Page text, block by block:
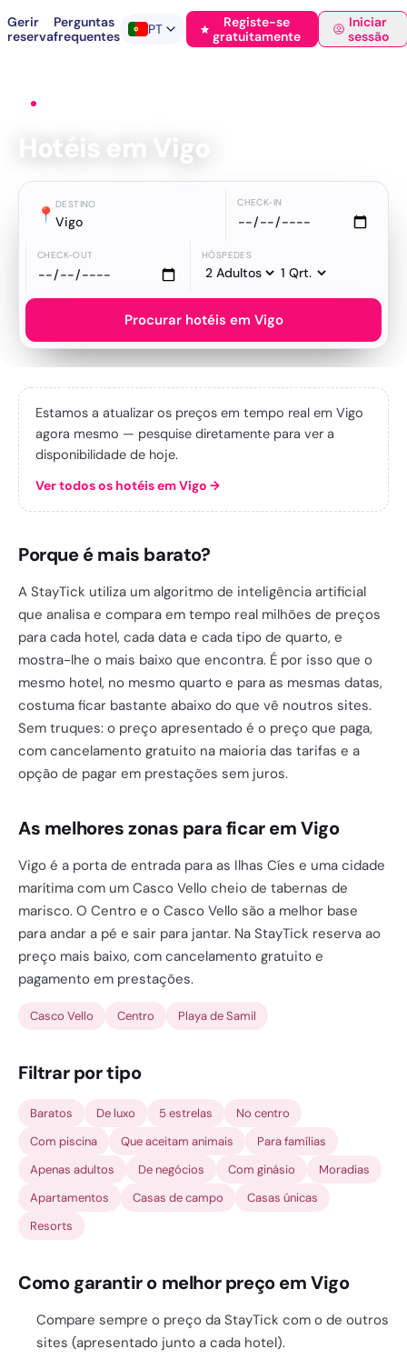
Gerir
reserva
Perguntas
frequentes
PT
Registe-se
gratuitamente
Iniciar
sessão
Hotéis em Vigo
📍 DESTINO
Vigo
CHECK-IN
CHECK-OUT HÓSPEDES
Procurar hotéis em Vigo
Estamos a atualizar os preços em tempo real em Vigo
agora mesmo — pesquise diretamente para ver a
disponibilidade de hoje.
Ver todos os hotéis em Vigo →
Porque é mais barato?
A StayTick utiliza um algoritmo de inteligência artificial
que analisa e compara em tempo real milhões de preços
para cada hotel, cada data e cada tipo de quarto, e
mostra-lhe o mais baixo que encontra. É por isso que o
mesmo hotel, no mesmo quarto e para as mesmas datas,
costuma ficar bastante abaixo do que vê noutros sites.
Sem truques: o preço apresentado é o preço que paga,
com cancelamento gratuito na maioria das tarifas e a
opção de pagar em prestações sem juros.
As melhores zonas para ficar em Vigo
Vigo é a porta de entrada para as Ilhas Cíes e uma cidade
marítima com um Casco Vello cheio de tabernas de
marisco. O Centro e o Casco Vello são a melhor base
para andar a pé e sair para jantar. Na StayTick reserva ao
preço mais baixo, com cancelamento gratuito e
pagamento em prestações.
Casco Vello Centro Playa de Samil
Filtrar por tipo
Baratos De luxo 5 estrelas
No centro
Com piscina
Que aceitam animais
Para famílias
Apenas adultos
De negócios Com ginásio
Moradias
Apartamentos
Casas de campo
Casas únicas
Resorts
Como garantir o melhor preço em Vigo
Compare sempre o preço da StayTick com o de outros
sites (apresentado junto a cada hotel).